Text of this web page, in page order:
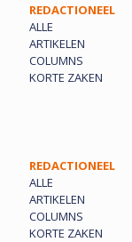
REDACTIONEEL
ALLE
ARTIKELEN
COLUMNS
KORTE ZAKEN
REDACTIONEEL
ALLE
ARTIKELEN
COLUMNS
KORTE ZAKEN